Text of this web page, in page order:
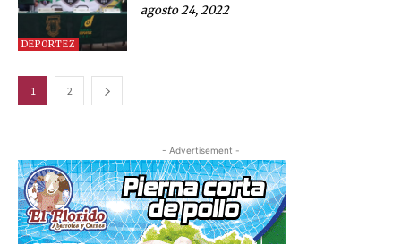
DEPORTEZ
agosto 24, 2022
1 2
- Advertisement -